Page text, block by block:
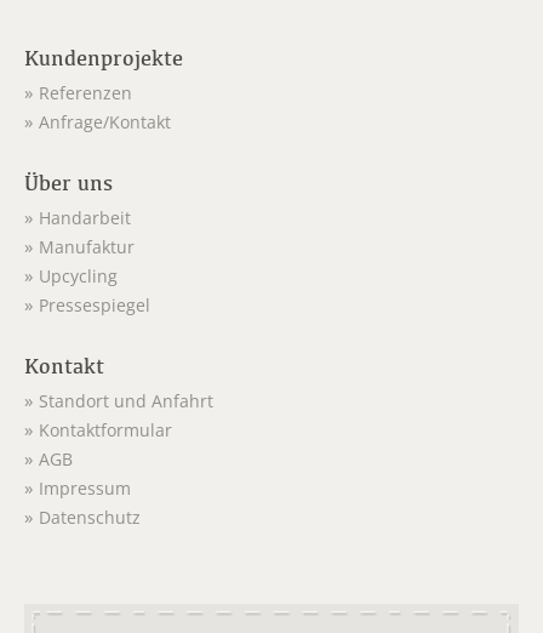
Kundenprojekte
Referenzen
Anfrage/Kontakt
Über uns
Handarbeit
Manufaktur
Upcycling
Pressespiegel
Kontakt
Standort und Anfahrt
Kontaktformular
AGB
Impressum
Datenschutz